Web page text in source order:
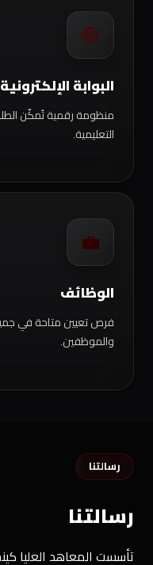
🌐
البوابة الإلكترونية
منظومة رقمية تُمكّن
التعليمية.
💼
الوظائف
فرص تعيين متاحة في
والموظفين.
رسالتنا
رسالتنا
تأسست المعاهد العليا